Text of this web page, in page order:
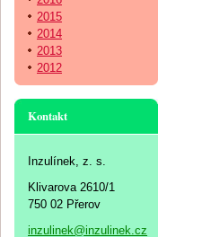
2015
2014
2013
2012
Kontakt
Inzulínek, z. s.
Klivarova 2610/1
750 02 Přerov
inzulinek@inzulinek.cz